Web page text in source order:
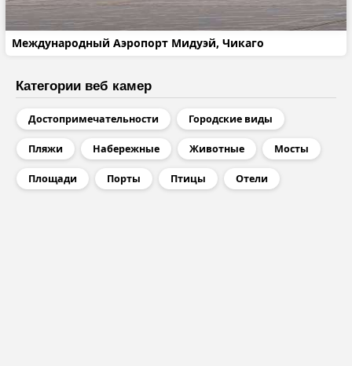
Международный Аэропорт Мидуэй, Чикаго
Категории веб камер
Достопримечательности Городские виды
Пляжи Набережные Животные Мосты
Площади Порты Птицы Отели